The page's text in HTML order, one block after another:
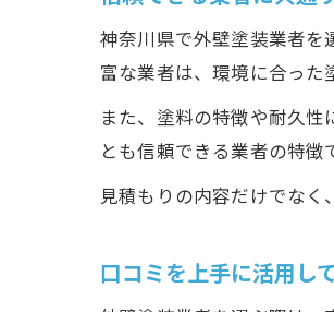
神奈川県で外壁塗装業者を
富な業者は、環境に合った
また、塗料の特徴や耐久
とも信頼できる業者の特徴
見積もりの内容だけでなく
口コミを上手に活用し